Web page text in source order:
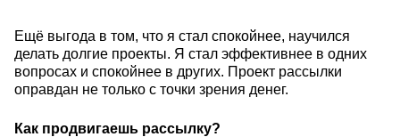
Ещё выгода в том, что я стал спокойнее, научился
делать долгие проекты. Я стал эффективнее в одних
вопросах и спокойнее в других. Проект рассылки
оправдан не только с точки зрения денег.
Как продвигаешь рассылку?